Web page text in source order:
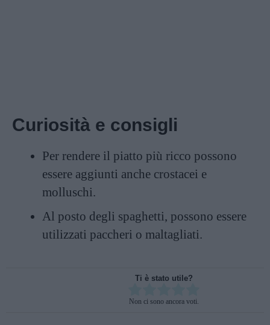
Curiosità e consigli
Per rendere il piatto più ricco possono
essere aggiunti anche crostacei e
molluschi.
Al posto degli spaghetti, possono essere
utilizzati paccheri o maltagliati.
Ti è stato utile?
Non ci sono ancora voti.